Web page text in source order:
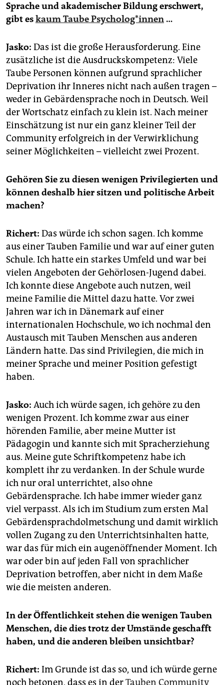
Sprache und akademischer Bildung erschwert,
gibt eskaum Taube Psy­cho­lo­g*in­nen …
Jasko: Das ist die große Herausforderung. Eine
zusätzliche ist die Ausdruckskompetenz: Viele
Taube Personen können aufgrund sprachlicher
Deprivation ihr Inneres nicht nach außen tragen –
weder in Gebärdensprache noch in Deutsch. Weil
der Wortschatz einfach zu klein ist. Nach meiner
Einschätzung ist nur ein ganz kleiner Teil der
Community erfolgreich in der Verwirklichung
seiner Möglichkeiten – vielleicht zwei Prozent.
Gehören Sie zu diesen wenigen Privilegierten und
können deshalb hier sitzen und politische Arbeit
machen?
Richert: Das würde ich schon sagen. Ich komme
aus einer Tauben Familie und war auf einer guten
Schule. Ich hatte ein starkes Umfeld und war bei
vielen Angeboten der Gehörlosen-Jugend dabei.
Ich konnte diese Angebote auch nutzen, weil
meine Familie die Mittel dazu hatte. Vor zwei
Jahren war ich in Dänemark auf einer
internationalen Hochschule, wo ich nochmal den
Austausch mit Tauben Menschen aus anderen
Ländern hatte. Das sind Privilegien, die mich in
meiner Sprache und meiner Position gefestigt
haben.
Jasko: Auch ich würde sagen, ich gehöre zu den
wenigen Prozent. Ich komme zwar aus einer
hörenden Familie, aber meine Mutter ist
Pädagogin und kannte sich mit Spracherziehung
aus. Meine gute Schriftkompetenz habe ich
komplett ihr zu verdanken. In der Schule wurde
ich nur oral unterrichtet, also ohne
Gebärdensprache. Ich habe immer wieder ganz
viel verpasst. Als ich im Studium zum ersten Mal
Gebärdensprachdolmetschung und damit wirklich
vollen Zugang zu den Unterrichtsinhalten hatte,
war das für mich ein augenöffnender Moment. Ich
war oder bin auf jeden Fall von sprachlicher
Deprivation betroffen, aber nicht in dem Maße
wie die meisten anderen.
In der Öffentlichkeit stehen die wenigen Tauben
Menschen, die dies trotz der Umstände geschafft
haben, und die anderen bleiben unsichtbar?
Richert: Im Grunde ist das so, und ich würde gerne
noch betonen, dass es in derTauben Community